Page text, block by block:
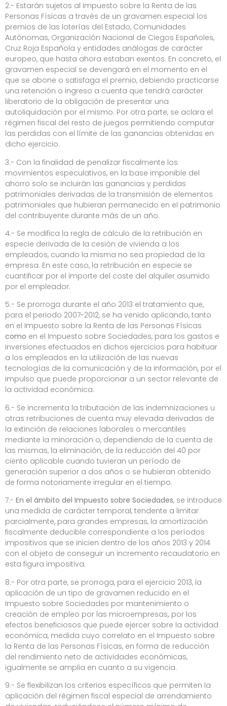
2.- Estarán sujetos al Impuesto sobre la Renta de las
Personas Físicas a través de un gravamen especial los
premios de las loterías del Estado, Comunidades
Autónomas, Organización Nacional de Ciegos Españoles,
Cruz Roja Española y entidades análogas de carácter
europeo, que hasta ahora estaban exentos. En concreto, el
gravamen especial se devengará en el momento en el
que se abone o satisfaga el premio, debiendo practicarse
una retención o ingreso a cuenta que tendrá carácter
liberatorio de la obligación de presentar una
autoliquidación por el mismo. Por otra parte, se aclara el
régimen fiscal del resto de juegos permitiendo computar
las perdidas con el límite de las ganancias obtenidas en
dicho ejercicio.
3.- Con la finalidad de penalizar fiscalmente los
movimientos especulativos, en la base imponible del
ahorro solo se incluirán las ganancias y perdidas
patrimoniales derivadas de la transmisión de elementos
patrimoniales que hubieran permanecido en el patrimonio
del contribuyente durante más de un año.
4.- Se modifica la regla de cálculo de la retribución en
especie derivada de la cesión de vivienda a los
empleados, cuando la misma no sea propiedad de la
empresa. En este caso, la retribución en especie se
cuantificar por el importe del coste del alquiler asumido
por el empleador.
5.- Se prorroga durante el año 2013 el tratamiento que,
para el periodo 2007-2012, se ha venido aplicando, tanto
en el Impuesto sobre la Renta de las Personas Físicas
como en el Impuesto sobre Sociedades, para los gastos e
inversiones efectuados en dichos ejercicios para habituar
a los empleados en la utilización de las nuevas
tecnologías de la comunicación y de la información, por el
impulso que puede proporcionar a un sector relevante de
la actividad económica.
6.- Se incrementa la tributación de las indemnizaciones u
otras retribuciones de cuenta muy elevada derivadas de
la extinción de relaciones laborales o mercantiles
mediante la minoración o, dependiendo de la cuenta de
las mismas, la eliminación, de la reducción del 40 por
ciento aplicable cuando tuvieran un período de
generación superior a dos años o se hubieran obtenido
de forma notoriamente irregular en el tiempo.
7.- En el ámbito del Impuesto sobre Sociedades, se introduce
una medida de carácter temporal, tendente a limitar
parcialmente, para grandes empresas, la amortización
fiscalmente deducible correspondiente a los períodos
impositivos que se inicien dentro de los años 2013 y 2014
con el objeto de conseguir un incremento recaudatorio en
esta figura impositiva.
8.- Por otra parte, se prorroga, para el ejercicio 2013, la
aplicación de un tipo de gravamen reducido en el
Impuesto sobre Sociedades por mantenimiento o
creación de empleo por las microempresas, por los
efectos beneficiosos que puede ejercer sobre la actividad
económica, medida cuyo correlato en el Impuesto sobre
la Renta de las Personas Físicas, en forma de reducción
del rendimiento neto de actividades económicas,
igualmente se amplia en cuanto a su vigencia.
9.- Se flexibilizan los criterios específicos que permiten la
aplicación del régimen fiscal especial de arrendamiento